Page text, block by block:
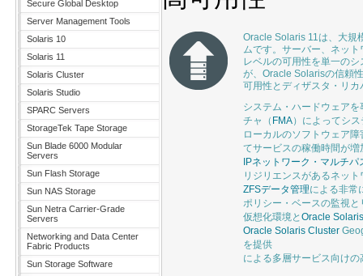
Secure Global Desktop
Server Management Tools
Solaris 10
Solaris 11
Solaris Cluster
Solaris Studio
SPARC Servers
StorageTek Tape Storage
Sun Blade 6000 Modular
Servers
Sun Flash Storage
Sun NAS Storage
Sun Netra Carrier-Grade
Servers
Networking and Data Center
Fabric Products
Sun Storage Software
Oracle Solaris 11は、大規
ムです。サーバー、ネッ
レベルの可用性を単一の
が、Oracle Solarisの信頼
可用性とディザスタ・リ
システム・ハードウェア
チャ（ FMA）によってシ
ローカルのソフトウェア
てサービスの稼働時間が増
IPネットワーク・マルチパ
リジリエンスがあるネット
ZFSデータ管理による非常
ポリシー・ベースの監視
仮想化環境と Oracle
Oracle Solaris Cluster
を提供
による多層サービス向け